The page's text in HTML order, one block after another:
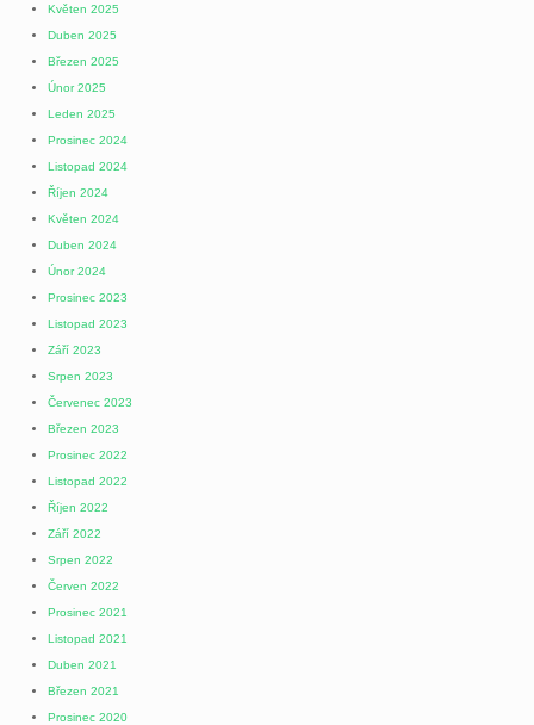
Květen 2025
Duben 2025
Březen 2025
Únor 2025
Leden 2025
Prosinec 2024
Listopad 2024
Říjen 2024
Květen 2024
Duben 2024
Únor 2024
Prosinec 2023
Listopad 2023
Září 2023
Srpen 2023
Červenec 2023
Březen 2023
Prosinec 2022
Listopad 2022
Říjen 2022
Září 2022
Srpen 2022
Červen 2022
Prosinec 2021
Listopad 2021
Duben 2021
Březen 2021
Prosinec 2020